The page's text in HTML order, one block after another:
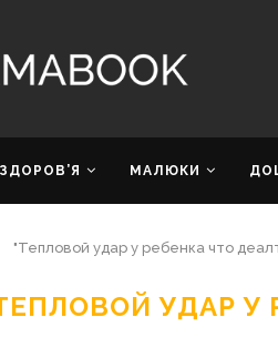
ЗДОРОВ’Я МАЛЮКИ
"Тепловой удар у ребенка что
УДАР У